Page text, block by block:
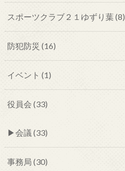
スポーツクラブ２１ゆずり葉 (8)
防犯防災 (16)
イベント (1)
役員会 (33)
会議 (33)
事務局 (30)